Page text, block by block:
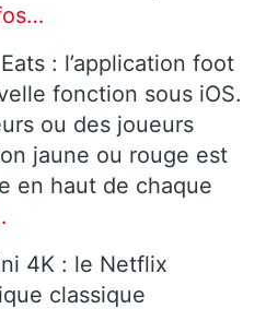
: l’application foot
fonction sous iOS.
ou des joueurs
jaune ou rouge est
en haut de chaque
4K : le Netflix
classique